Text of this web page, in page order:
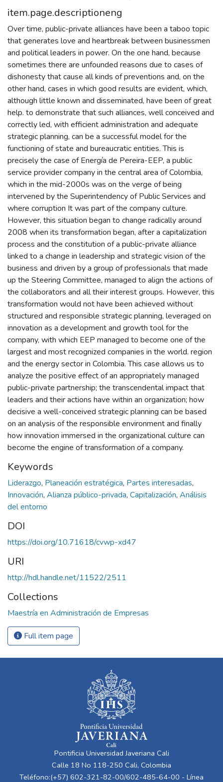
item.page.descriptioneng
Over time, public-private alliances have been a taboo topic
that generates love and heartbreak between businessmen
and political leaders in power. On the one hand, because
sometimes there are unfounded reasons due to cases of
dishonesty that cause all kinds of preventions and, on the
other hand, cases in which good results are evident, which,
although little known and disseminated, have been of great
help. to demonstrate that such alliances, well conceived and
correctly led, with efficient administration and adequate
strategic planning, can be a successful model for the
functioning of state and bureaucratic entities. This is
precisely the case of Energía de Pereira-EEP, a public
service provider company in the central area of Colombia,
which in the mid-2000s was on the verge of being
intervened by the Superintendency of Public Services and
where corruption It was part of the company culture.
However, this situation began to change radically around
2008 when its transformation began, after a capitalization
process and the constitution of a public-private alliance
linked to a change in leadership and strategic vision of the
business and driven by a group of professionals that made
up the Steering Committee, managed to align the actions of
the collaborators and all their interest groups. However, this
transformation would not have been achieved without
structured and responsible strategic planning, leveraged on
innovation as a development and growth tool for the
company, with which EEP managed to become one of the
largest and most recognized companies in the world. region
and the energy sector in Colombia. This case allows us to
analyze the positive effect of an appropriately managed
public-private partnership; the transcendental impact that
leaders and their actions have within an organization; how
decisive a well-conceived strategic planning can be based
on an analysis of the responsible environment and finally
how innovation immersed in the organizational culture can
become the engine of transformation of a company.
Keywords
Liderazgo, Planeación estratégica, Partes interesadas,
Innovación, Alianza público-privada, Capitalización, Análisis
del entorno
DOI
https://doi.org/10.71618/cvwp-xd47
URI
http://hdl.handle.net/11522/2511
Collections
Maestría en Administración de Empresas
Full item page
Pontificia Universidad Javeriana Cali
Calle 18 No 118-250 Cali, Colombia
Teléfono:(+57) 602-321-82-00/602-485-64-00 - Línea